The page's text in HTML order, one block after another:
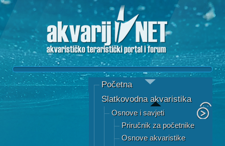
Početna
Slatkovodna akvaristika
Osnove i savjeti
Priručnik za početnike
Osnove akvaristike